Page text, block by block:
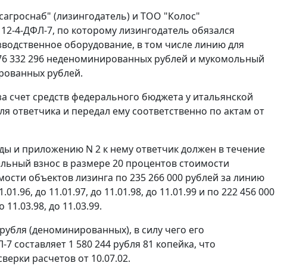
(лизингодатель) и ТОО "Колос"
4-ДФЛ-7, по которому лизингодатель обязался
оборудование, в том числе линию для
332 296 неденоминированных рублей и мукомольный
рублей.
средств федерального бюджета у итальянской
ответчика и передал ему соответственно по актам от
и приложению N 2 к нему ответчик должен в течение
взнос в размере 20 процентов стоимости
объектов лизинга по 235 266 000 рублей за линию
до 11.01.97, до 11.01.98, до 11.01.99 и по 222 456 000
11.03.98, до 11.03.99.
(деноминированных), в силу чего его
1 580 244 рубля 81 копейка, что
расчетов от 10.07.02.